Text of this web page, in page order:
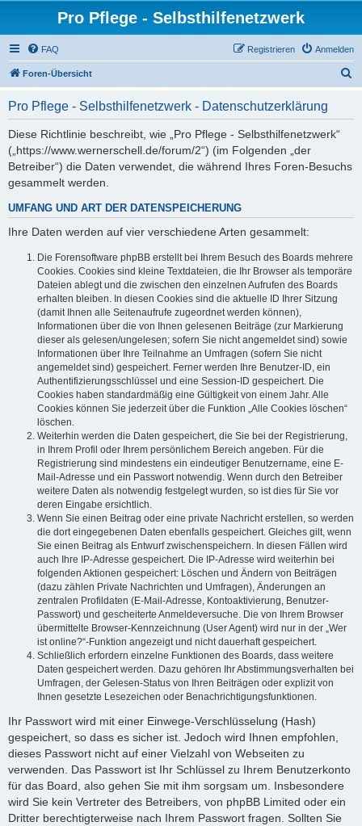
Pro Pflege - Selbsthilfenetzwerk
FAQ Anmelden
Registrieren
Foren-Übersicht
Pro Pflege - Selbsthilfenetzwerk - Datenschutzerklärung
Diese Richtlinie beschreibt, wie „Pro Pflege - Selbsthilfenetzwerk“
(„https://www.wernerschell.de/forum/2“) (im Folgenden „der
Betreiber“) die Daten verwendet, die während Ihres Foren-Besuchs
gesammelt werden.
UMFANG UND ART DER DATENSPEICHERUNG
Ihre Daten werden auf vier verschiedene Arten gesammelt:
Die Forensoftware phpBB erstellt bei Ihrem Besuch des Boards mehrere
Cookies. Cookies sind kleine Textdateien, die Ihr Browser als temporäre
Dateien ablegt und die zwischen den einzelnen Aufrufen des Boards
erhalten bleiben. In diesen Cookies sind die aktuelle ID Ihrer Sitzung
(damit Ihnen alle Seitenaufrufe zugeordnet werden können),
Informationen über die von Ihnen gelesenen Beiträge (zur Markierung
dieser als gelesen/ungelesen; sofern Sie nicht angemeldet sind) sowie
Informationen über Ihre Teilnahme an Umfragen (sofern Sie nicht
angemeldet sind) gespeichert. Ferner werden Ihre Benutzer-ID, ein
Authentifizierungsschlüssel und eine Session-ID gespeichert. Die
Cookies haben standardmäßig eine Gültigkeit von einem Jahr. Alle
Cookies können Sie jederzeit über die Funktion „Alle Cookies löschen“
löschen.
Weiterhin werden die Daten gespeichert, die Sie bei der Registrierung,
in Ihrem Profil oder Ihrem persönlichem Bereich angeben. Für die
Registrierung sind mindestens ein eindeutiger Benutzername, eine E-
Mail-Adresse und ein Passwort notwendig. Wenn durch den Betreiber
weitere Daten als notwendig festgelegt wurden, so ist dies für Sie vor
deren Eingabe ersichtlich.
Wenn Sie einen Beitrag oder eine private Nachricht erstellen, so werden
die dort eingegebenen Daten ebenfalls gespeichert. Gleiches gilt, wenn
Sie einen Beitrag als Entwurf zwischenspeichern. In diesen Fällen wird
auch Ihre IP-Adresse gespeichert. Die IP-Adresse wird weiterhin bei
folgenden Aktionen gespeichert: Löschen und Ändern von Beiträgen
(dazu zählen Private Nachrichten und Umfragen), Änderungen an
zentralen Profildaten (E-Mail-Adresse, Kontoaktivierung, Benutzer-
Passwort) und gescheiterte Anmeldeversuche. Die von Ihrem Browser
übermittelte Browser-Kennzeichnung (User Agent) wird nur in der „Wer
ist online?“-Funktion angezeigt und nicht dauerhaft gespeichert.
Schließlich erfordern einzelne Funktionen des Boards, dass weitere
Daten gespeichert werden. Dazu gehören Ihr Abstimmungsverhalten bei
Umfragen, der Gelesen-Status von Ihren Beiträgen oder explizit von
Ihnen gesetzte Lesezeichen oder Benachrichtigungsfunktionen.
Ihr Passwort wird mit einer Einwege-Verschlüsselung (Hash)
gespeichert, so dass es sicher ist. Jedoch wird Ihnen empfohlen,
dieses Passwort nicht auf einer Vielzahl von Webseiten zu
verwenden. Das Passwort ist Ihr Schlüssel zu Ihrem Benutzerkonto
für das Board, also gehen Sie mit ihm sorgsam um. Insbesondere
wird Sie kein Vertreter des Betreibers, von phpBB Limited oder ein
Dritter berechtigterweise nach Ihrem Passwort fragen. Sollten Sie